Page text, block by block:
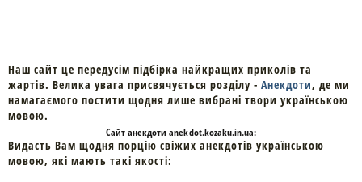
Наш сайт це передусім підбірка найкращих приколів та
жартів. Велика увага присвячується розділу - Анекдоти, де ми
намагаємого постити щодня лише вибрані твори українською
мовою.
Cайтанекдоти anekdot.kozaku.in.ua:
Видасть Вам щодня порцію свіжих анекдотів українською
мовою, які мають такі якості: